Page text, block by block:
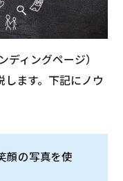
ィングページ）
ます。下記にノウ
顔の写真を使